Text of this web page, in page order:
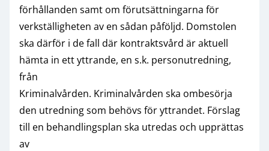
förhållanden samt om förutsättningarna för
verkställigheten av en sådan påföljd. Domstolen
ska därför i de fall där kontraktsvård är aktuell
hämta in ett yttrande, en s.k. personutredning,
från
Kriminalvården. Kriminalvården ska ombesörja
den utredning som behövs för yttrandet. Förslag
till en behandlingsplan ska utredas och upprättas
av